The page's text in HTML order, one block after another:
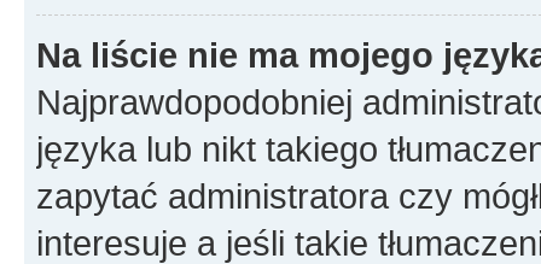
Na liście nie ma mojego
Najprawdopodobniej
języka lub nikt takiego
zapytać administratora czy
interesuje a jeśli takie